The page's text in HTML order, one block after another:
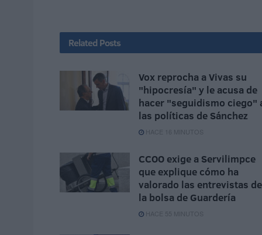
Related Posts
Vox reprocha a Vivas su
"hipocresía" y le acusa de
hacer "seguidismo ciego"
las políticas de Sánchez
HACE 16 MINUTOS
CCOO exige a Servilimpce
que explique cómo ha
valorado las entrevistas de
la bolsa de Guardería
HACE 55 MINUTOS